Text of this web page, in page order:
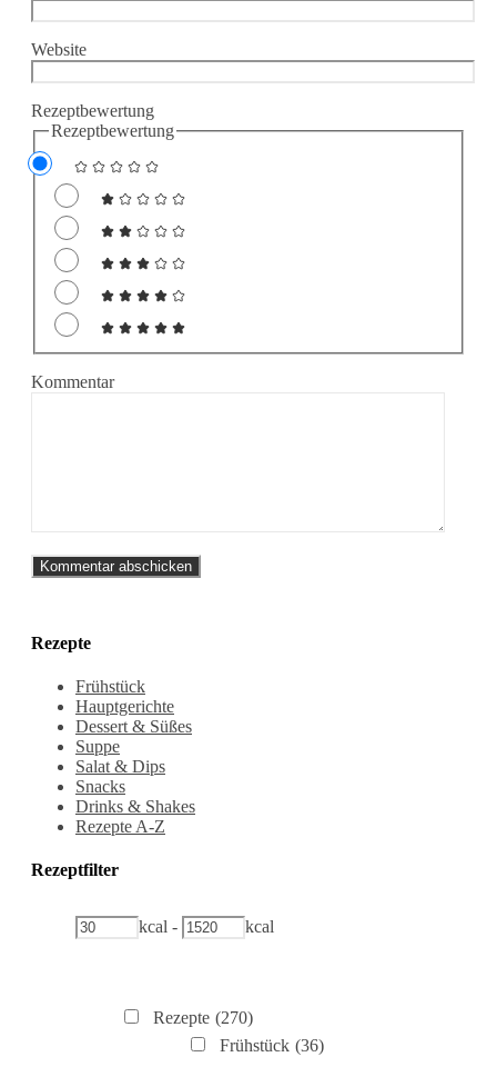
Website
Rezeptbewertung
Rezeptbewertung
Kommentar
Rezepte
Frühstück
Hauptgerichte
Dessert & Süßes
Suppe
Salat & Dips
Snacks
Drinks & Shakes
Rezepte A-Z
Rezeptfilter
kcal - kcal
Rezepte (270)
Frühstück (36)